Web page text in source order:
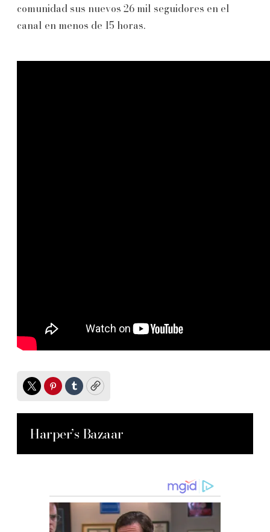
comunidad sus nuevos 26 mil seguidores en el
canal en menos de 15 horas.
TwitterPinterest
TumblrCopy
Harper’s Bazaar